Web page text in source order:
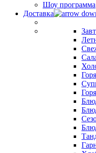
Шоу программа
Доставка